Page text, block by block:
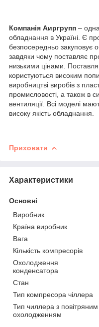
Компанія Аиргрупп –
обладнання в Україні. Є
безпосередньо закуповує
завдяки чому поставляє
низькими цінами.
користуються високим
виробництві виробів з
промисловості, а також в
вентиляції. Всі моделі
високу якість обладнання.
Приховати
Характеристики
Основні
Виробник
Країна виробник
Вага
Кількість компресорів
Охолодження
конденсатора
Стан
Тип компресора чіллера
Тип чиллера з повітряним
охолодженням